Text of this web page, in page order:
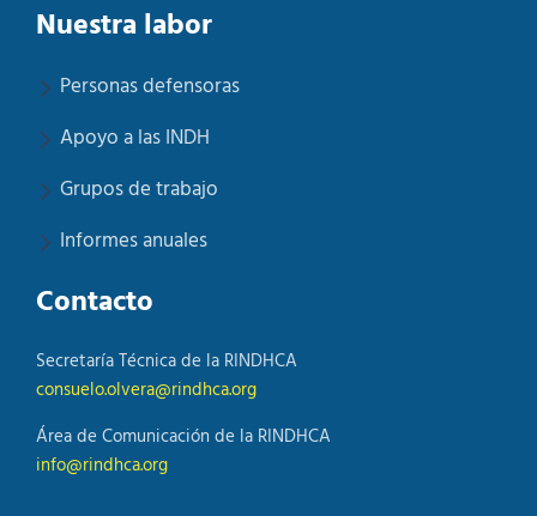
Nuestra labor
Personas defensoras
Apoyo a las INDH
Grupos de trabajo
Informes anuales
Contacto
Secretaría Técnica de la RINDHCA
consuelo.olvera@rindhca.org
Área de Comunicación de la RINDHCA
info@rindhca.org